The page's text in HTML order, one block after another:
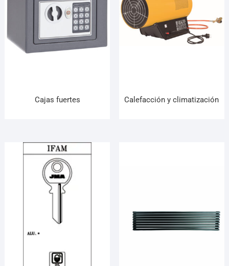
Cajas fuertes Calefacción y climatización